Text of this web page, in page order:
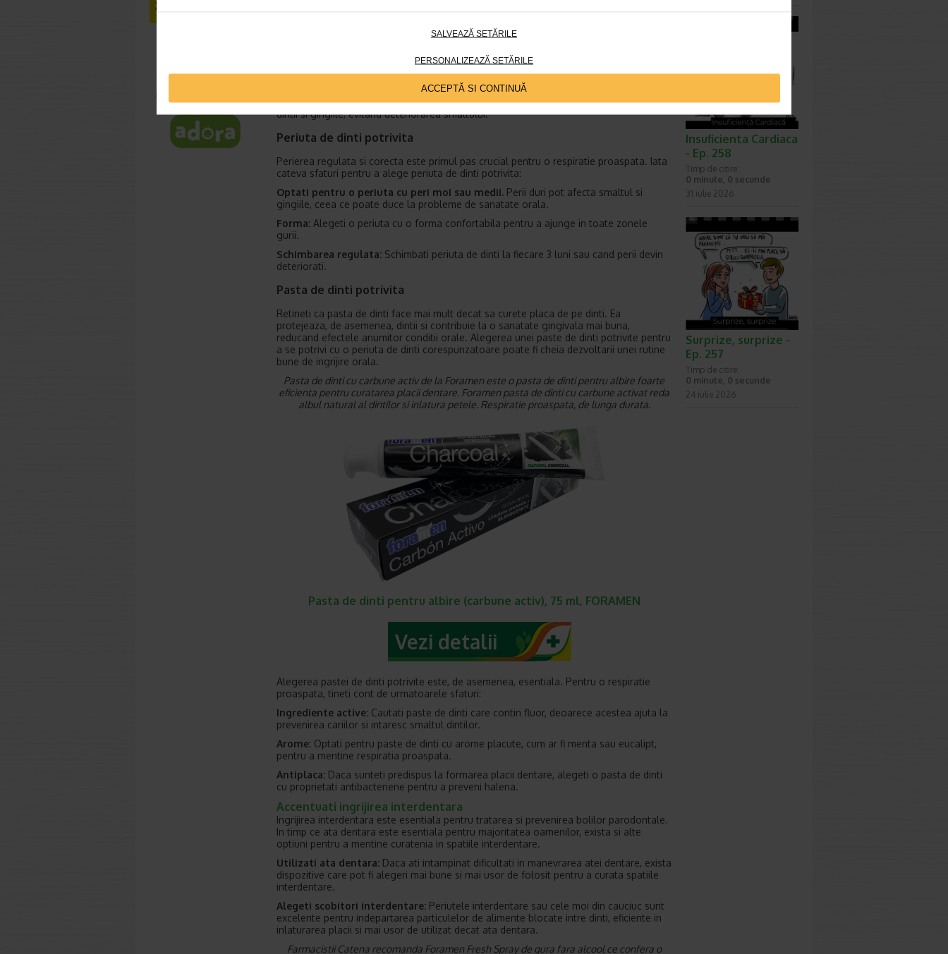
SALVEAZĂ SETĂRILE
PERSONALIZEAZĂ SETĂRILE
ACCEPTĂ SI CONTINUĂ
Proviziile esentiale pentru ingrijirea dintilor si a gingiilor sunt o periuta de dinti buna si
o pasta de dinti potrivita. Atunci cand alegeti o periuta de dinti, prima decizie este daca
sa optati pentru o periuta de dinti manuala sau electrica.
Daca alegeti o periuta de dinti manuala, cautati una cu peri moi, care sa fie blanda cu
dintii si gingiile, evitand deteriorarea smaltului.
Periuta de dinti potrivita
Perierea regulata si corecta este primul pas crucial pentru o respiratie proaspata. Iata
cateva sfaturi pentru a alege periuta de dinti potrivita:
Optati pentru o periuta cu peri moi sau medii. Perii duri pot afecta smaltul si
gingiile, ceea ce poate duce la probleme de sanatate orala.
Forma: Alegeti o periuta cu o forma confortabila pentru a ajunge in toate zonele
gurii.
Schimbarea regulata: Schimbati periuta de dinti la fiecare 3 luni sau cand perii devin
deteriorati.
Pasta de dinti potrivita
Retineti ca pasta de dinti face mai mult decat sa curete placa de pe dinti. Ea
protejeaza, de asemenea, dintii si contribuie la o sanatate gingivala mai buna,
reducand efectele anumitor conditii orale. Alegerea unei paste de dinti potrivite pentru
a se potrivi cu o periuta de dinti corespunzatoare poate fi cheia dezvoltarii unei rutine
bune de ingrijire orala.
Pasta de dinti cu carbune activ de la Foramen este o pasta de dinti pentru albire foarte
eficienta pentru curatarea placii dentare. Foramen pasta de dinti cu carbune activat reda
albul natural al dintilor si inlatura petele. Respiratie proaspata, de lunga durata.
Pasta de dinti pentru albire (carbune activ), 75 ml, FORAMEN
Vezi detalii
Alegerea pastei de dinti potrivite este, de asemenea, esentiala. Pentru o respiratie
proaspata, tineti cont de urmatoarele sfaturi:
Ingrediente active: Cautati paste de dinti care contin fluor, deoarece acestea ajuta la
prevenirea cariilor si intaresc smaltul dintilor.
Arome: Optati pentru paste de dinti cu arome placute, cum ar fi menta sau eucalipt,
pentru a mentine respiratia proaspata.
Antiplaca: Daca sunteti predispus la formarea placii dentare, alegeti o pasta de dinti
cu proprietati antibacteriene pentru a preveni halena.
Accentuati ingrijirea interdentara
Ingrijirea interdentara este esentiala pentru tratarea si prevenirea bolilor parodontale.
In timp ce ata dentara este esentiala pentru majoritatea oamenilor, exista si alte
optiuni pentru a mentine curatenia in spatiile interdentare.
Utilizati ata dentara: Daca ati intampinat dificultati in manevrarea atei dentare, exista
dispozitive care pot fi alegeri mai bune si mai usor de folosit pentru a curata spatiile
interdentare.
Alegeti scobitori interdentare: Periutele interdentare sau cele moi din cauciuc sunt
excelente pentru indepartarea particulelor de alimente blocate intre dinti, eficiente in
inlaturarea placii si mai usor de utilizat decat ata dentara.
Farmacistii Catena recomanda Foramen Fresh Spray de gura fara alcool ce confera o
Insuficienta Cardiaca
- Ep. 258
Timp de citire:
0 minute, 0 secunde
31 iulie 2026
Surprize, surprize -
Ep. 257
Timp de citire:
0 minute, 0 secunde
24 iulie 2026